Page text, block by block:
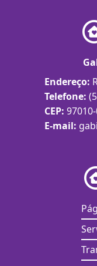
Endereço:
Telefone:
CEP:
E-mail: